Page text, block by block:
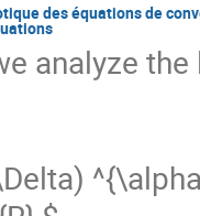
des équations de
analyze